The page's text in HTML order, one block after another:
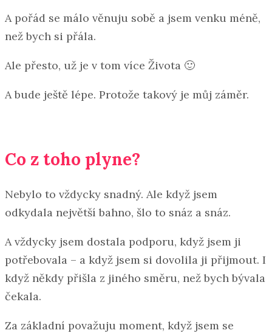
A pořád se málo věnuju sobě a jsem venku méně,
než bych si přála.
Ale přesto, už je v tom více Života 🙂
A bude ještě lépe. Protože takový je můj záměr.
Co z toho plyne?
Nebylo to vždycky snadný. Ale když jsem
odkydala největší bahno, šlo to snáz a snáz.
A vždycky jsem dostala podporu, když jsem ji
potřebovala – a když jsem si dovolila ji přijmout. I
když někdy přišla z jiného směru, než bych bývala
čekala.
Za základní považuju moment, když jsem se